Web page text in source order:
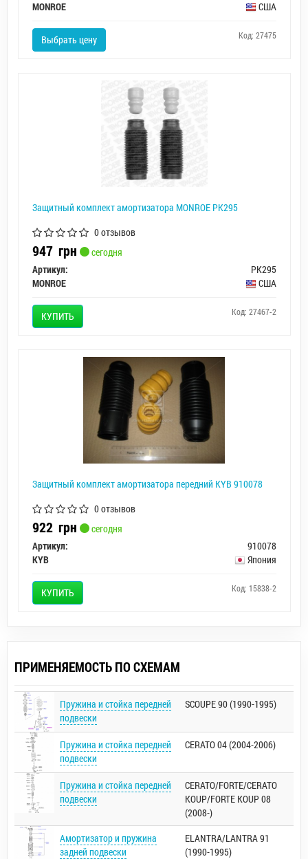
MONROE США
Выбрать цену Код: 27475
Защитный комплект амортизатора MONROE PK295
0 отзывов
947 грн
сегодня
Артикул:
PK295
MONROE
США
КУПИТЬ Код: 27467-2
Защитный комплект амортизатора передний KYB 910078
0 отзывов
922 грн
сегодня
Артикул:
910078
KYB
Япония
КУПИТЬ Код: 15838-2
ПРИМЕНЯЕМОСТЬ ПО СХЕМАМ
Пружина и стойка передней
подвески
SCOUPE 90 (1990-1995)
Пружина и стойка передней
подвески
CERATO 04 (2004-2006)
Пружина и стойка передней
подвески
CERATO/FORTE/CERATO
KOUP/FORTE KOUP 08
(2008-)
Амортизатор и пружина
задней подвески
ELANTRA/LANTRA 91
(1990-1995)